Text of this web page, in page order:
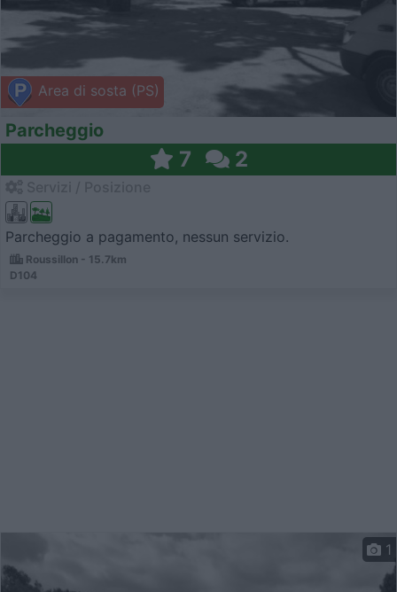
Area di sosta (PS)
Parcheggio
7 2
Parcheggio a pagamento, nessun servizio.
Roussillon - 15.7km
D104
1